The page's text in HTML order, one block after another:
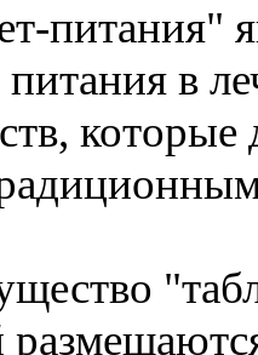
питания"
питания в
которые